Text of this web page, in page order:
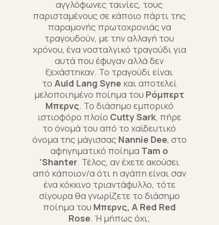
αγγλόφωνες ταινίες, τους
παρισταμένους σε κάποιο πάρτι της
παραμονής πρωτοχρονιάς να
τραγουδούν, με την αλλαγή του
χρόνου, ένα νοσταλγικό τραγούδι για
αυτά που έφυγαν αλλά δεν
ξεχάστηκαν. Το τραγούδι είναι
το Auld Lang Syne και αποτελεί
μελοποιημένο ποίημα του Ρόμπερτ
Μπερνς. Το διάσημο εμπορικό
ιστιοφόρο πλοίο Cutty Sark, πήρε
το όνομά του από το χαϊδευτικό
όνομα της μάγισσας Nannie Dee, στο
αφηγηματικό ποίημα Tam o
‘Shanter. Τέλος, αν έχετε ακούσει
από κάποιον/α ότι η αγάπη είναι σαν
ένα κόκκινο τριαντάφυλλο, τότε
σίγουρα θα γνωρίζετε το διάσημο
ποίημα του Μπερνς, A Red Red
Rose. Ή μήπως όχι;